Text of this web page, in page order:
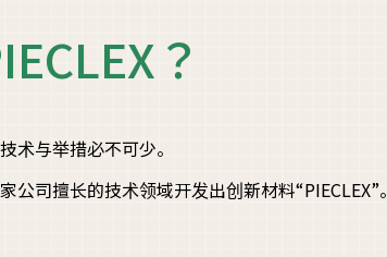
？
术与举措必不可少。
司擅长的技术领域开发出创新材料“PIECLEX”。